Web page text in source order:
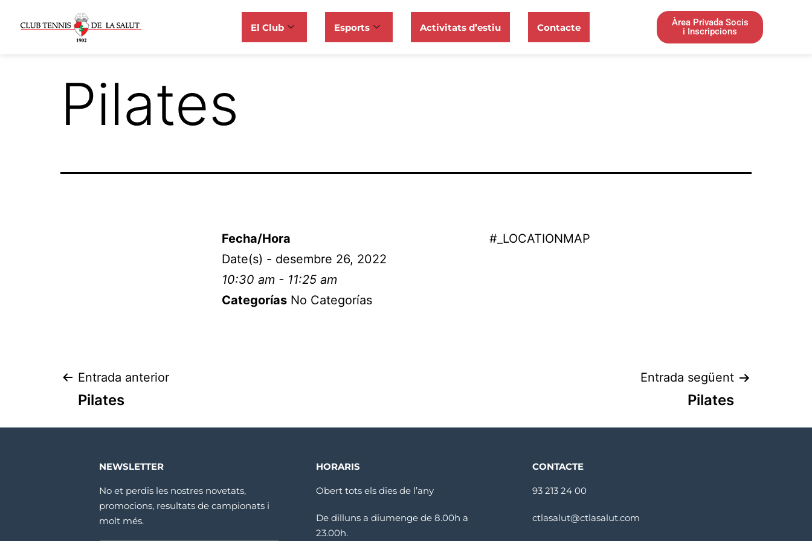
El Club Esports Activitats d’estiu Contacte
Àrea Privada Socis
i Inscripcions
Pilates
#_LOCATIONMAP
Fecha/Hora
Date(s) - desembre 26, 2022
10:30 am - 11:25 am
Categorías No Categorías
Entrada anterior
Pilates
Entrada següent
Pilates
NEWSLETTER
No et perdis les nostres novetats,
promocions, resultats de campionats i
molt més.
HORARIS
Obert tots els dies de l’any
De dilluns a diumenge de 8.00h a
23.00h.
CONTACTE
93 213 24 00
ctlasalut@ctlasalut.com